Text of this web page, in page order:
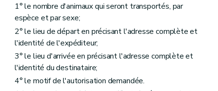
1° le nombre d'animaux qui seront transportés, par
espèce et par sexe;
2° le lieu de départ en précisant l'adresse complète et
l'identité de l'expéditeur;
3° le lieu d'arrivée en précisant l'adresse complète et
l'identité du destinataire;
4° le motif de l'autorisation demandée.